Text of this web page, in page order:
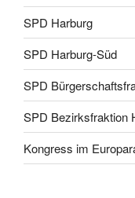
SPD Harburg
SPD Harburg-Süd
SPD
SPD Bezirksfraktion
Kongress im